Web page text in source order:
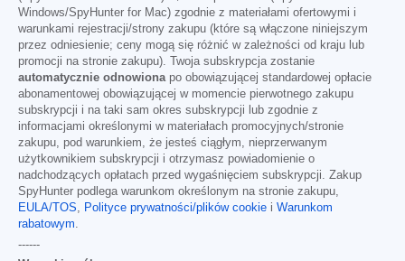
Windows/SpyHunter for Mac) zgodnie z materiałami ofertowymi i
warunkami rejestracji/strony zakupu (które są włączone niniejszym
przez odniesienie; ceny mogą się różnić w zależności od kraju lub
promocji na stronie zakupu). Twoja subskrypcja zostanie
automatycznie odnowionapo obowiązującej standardowej opłacie
abonamentowej obowiązującej w momencie pierwotnego zakupu
subskrypcji i na taki sam okres subskrypcji lub zgodnie z
informacjami określonymi w materiałach promocyjnych/stronie
zakupu, pod warunkiem, że jesteś ciągłym, nieprzerwanym
użytkownikiem subskrypcji i otrzymasz powiadomienie o
nadchodzących opłatach przed wygaśnięciem subskrypcji. Zakup
SpyHunter podlega warunkom określonym na stronie zakupu,
EULA/TOS, Polityce prywatności/plików cookie i Warunkom
rabatowym.
------